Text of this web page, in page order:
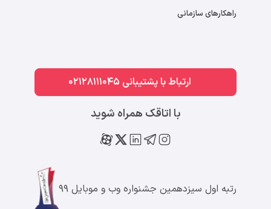
راهکارهای سازمانی
ارتباط با پشتیبانی 02128111045
با اتاقک همراه شوید
رتبه اول سیزدهمین جشنواره وب و موبایل ۹۹